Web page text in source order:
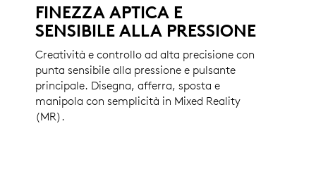
FINEZZA APTICA E
SENSIBILE ALLA PRESSIONE
Creatività e controllo ad alta precisione con
punta sensibile alla pressione e pulsante
principale. Disegna, afferra, sposta e
manipola con semplicità in Mixed Reality
(MR).